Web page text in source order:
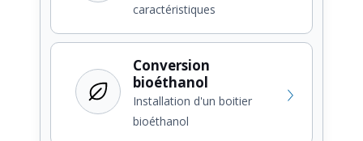
caractéristiques
Conversion
bioéthanol
Installation d'un boitier
bioéthanol